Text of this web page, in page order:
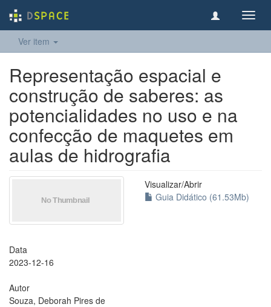
Ver item
Representação espacial e
construção de saberes: as
potencialidades no uso e na
confecção de maquetes em
aulas de hidrografia
Visualizar/Abrir
Guia Didático (61.53Mb)
Data
2023-12-16
Autor
Souza, Deborah Pires de